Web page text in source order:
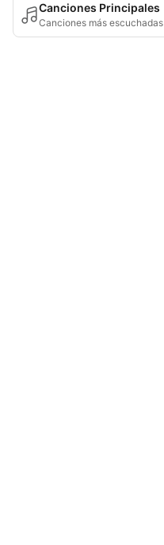
Canciones Principales
Canciones más escuchadas